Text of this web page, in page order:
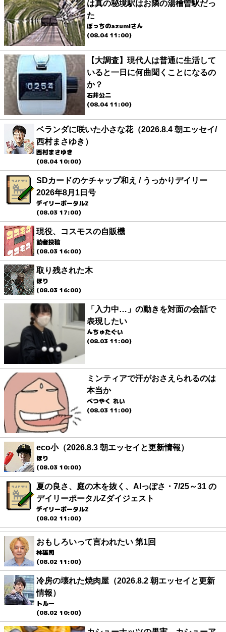
は真の秘境駅はお隣の湯檜曽駅だっ
た
ぼっちのazumiさん
(08.04 11:00)
【大調査】現代人は普通に生活して
いると一日に何曲聞くことになるの
か？
石井公二
(08.04 11:00)
ベランダに咲いた小さな花（2026.8.4 朝エッセイ/
西村まさゆき）
西村まさゆき
(08.04 10:00)
SDカードのケチャップ和え / うっかりデイリー
2026年8月1日号
デイリーポータルZ
(08.03 17:00)
現役、コスモスの自販機
読者投稿
(08.03 16:00)
取り残された木
ほり
(08.03 16:00)
「入力中…」の動きを対面の会話で
表現したい
んちゅたぐい
(08.03 11:00)
ミンティアで汗がおさえられるのは
本当か
べつやく れい
(08.03 11:00)
eco小（2026.8.3 朝エッセイと更新情報）
ほり
(08.03 10:00)
夏の良さ、庭の木を抜く、AIっぽさ・7/25～31 の
デイリーポータルZダイジェスト
デイリーポータルZ
(08.02 11:00)
おもしろいって言われたい 第1回
林雄司
(08.02 11:00)
冷房の壊れた焼肉屋（2026.8.2 朝エッセイと更新
情報）
トルー
(08.02 10:00)